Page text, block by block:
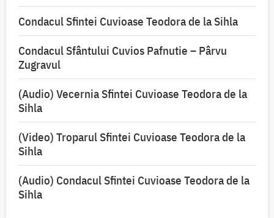
Condacul Sfintei Cuvioase Teodora de la Sihla
Condacul Sfântului Cuvios Pafnutie – Pârvu
Zugravul
(Audio) Vecernia Sfintei Cuvioase Teodora de la
Sihla
(Video) Troparul Sfintei Cuvioase Teodora de la
Sihla
(Audio) Condacul Sfintei Cuvioase Teodora de la
Sihla